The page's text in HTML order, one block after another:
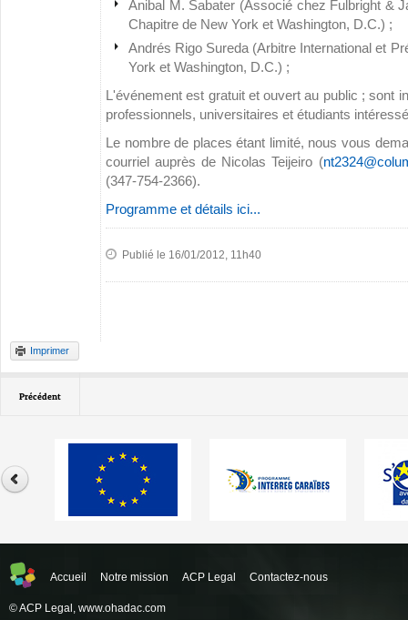
Anibal M. Sabater (Associé chez Fulbright &
Chapitre de New York et Washington, D.C.) ;
Andrés Rigo Sureda (Arbitre International et
York et Washington, D.C.) ;
L'événement est gratuit et ouvert au public ; sont
professionnels, universitaires et étudiants
Le nombre de places étant limité, nous vous
courriel auprès de Nicolas Teijeiro (
(347-754-2366).
Programme et détails ici...
Publié le 16/01/2012, 11h40
Imprimer
Précédent
Accueil Notre mission ACP Legal Contactez-nous
© ACP Legal, www.ohadac.com